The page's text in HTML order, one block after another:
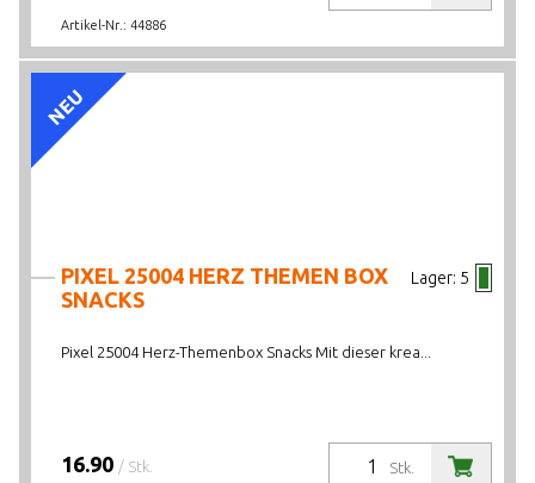
Artikel-Nr.: 44886
NEU
Lager: 5
PIXEL 25004 HERZ THEMEN BOX
SNACKS
Pixel 25004 Herz-Themenbox Snacks Mit dieser krea...
Stk.
16.90 / Stk.